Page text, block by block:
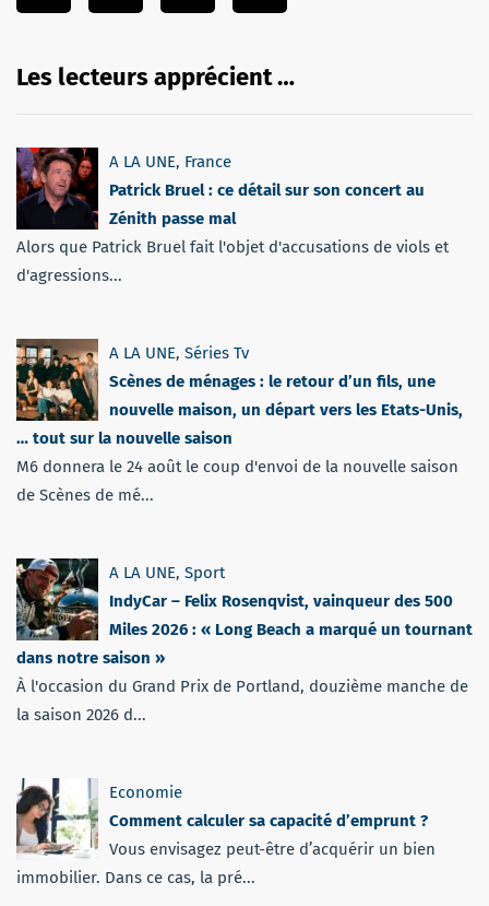
Les lecteurs apprécient …
A LA UNE, France
Patrick Bruel : ce détail sur son concert au
Zénith passe mal
Alors que Patrick Bruel fait l'objet d'accusations de viols et
d'agressions...
A LA UNE, Séries Tv
Scènes de ménages : le retour d’un fils, une
nouvelle maison, un départ vers les Etats-Unis,
… tout sur la nouvelle saison
M6 donnera le 24 août le coup d'envoi de la nouvelle saison
de Scènes de mé...
A LA UNE, Sport
IndyCar – Felix Rosenqvist, vainqueur des 500
Miles 2026 : « Long Beach a marqué un tournant
dans notre saison »
À l'occasion du Grand Prix de Portland, douzième manche de
la saison 2026 d...
Economie
Comment calculer sa capacité d’emprunt ?
Vous envisagez peut-être d’acquérir un bien
immobilier. Dans ce cas, la pré...